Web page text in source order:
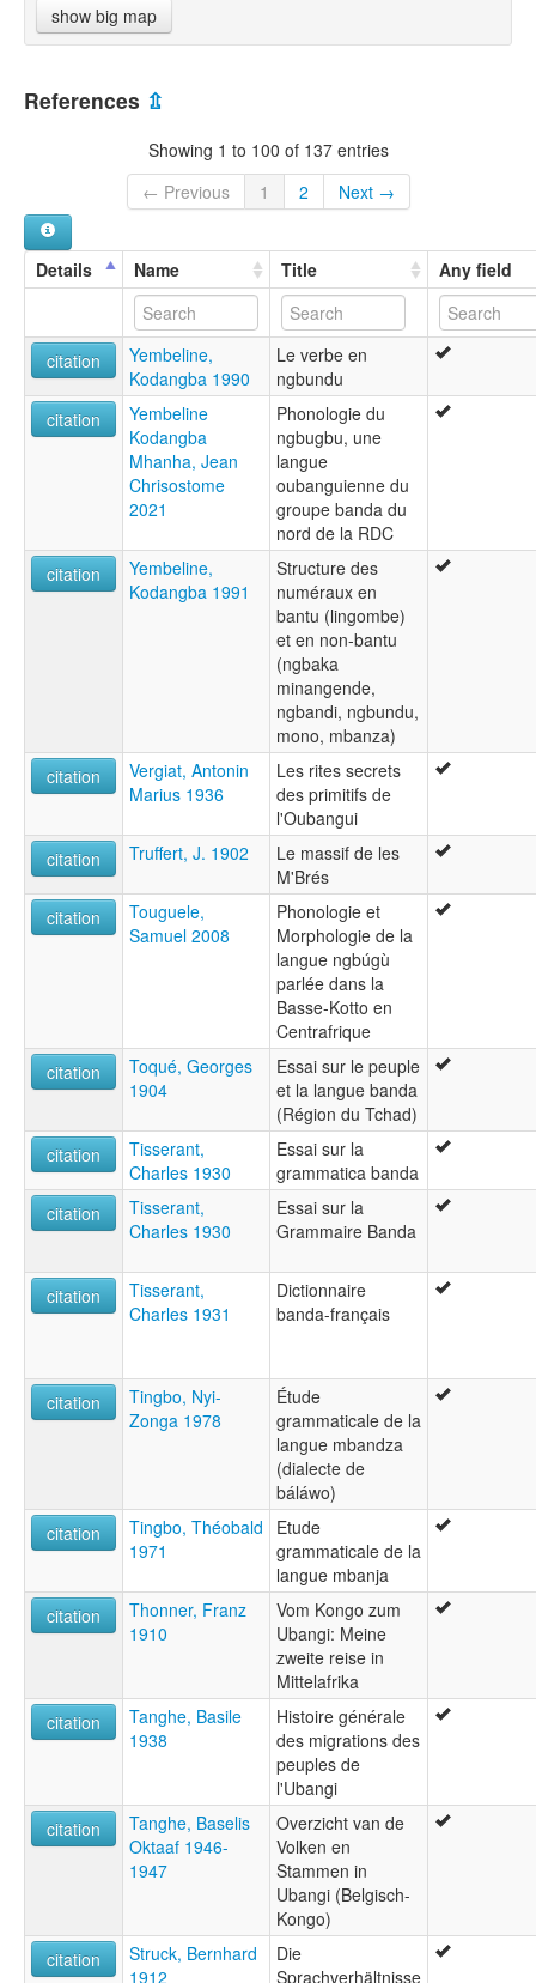
show big map
References ⇫
Showing 1 to 100 of 137 entries
← Previous
1 2 Next →
Details Name Title Any field
citation
Yembeline,
Kodangba 1990
Le verbe en
ngbundu
citation
Yembeline
Kodangba
Mhanha, Jean
Chrisostome
2021
Phonologie du
ngbugbu, une
langue
oubanguienne du
groupe banda du
nord de la RDC
citation
Yembeline,
Kodangba 1991
Structure des
numéraux en
bantu (lingombe)
et en non-bantu
(ngbaka
minangende,
ngbandi, ngbundu,
mono, mbanza)
citation
Vergiat, Antonin
Marius 1936
Les rites secrets
des primitifs de
l'Oubangui
citation
Truffert, J. 1902
Le massif de les
M'Brés
citation
Touguele,
Samuel 2008
Phonologie et
Morphologie de la
langue ngbúgù
parlée dans la
Basse-Kotto en
Centrafrique
citation
Toqué, Georges
1904
Essai sur le peuple
et la langue banda
(Région du Tchad)
citation
Tisserant,
Charles 1930
Essai sur la
grammatica banda
citation
Tisserant,
Charles 1930
Essai sur la
Grammaire Banda
citation
Tisserant,
Charles 1931
Dictionnaire
banda-français
citation
Tingbo, Nyi-
Zonga 1978
Étude
grammaticale de la
langue mbandza
(dialecte de
báláwo)
citation
Tingbo, Théobald
1971
Etude
grammaticale de la
langue mbanja
citation
Thonner, Franz
1910
Vom Kongo zum
Ubangi: Meine
zweite reise in
Mittelafrika
citation
Tanghe, Basile
1938
Histoire générale
des migrations des
peuples de
l'Ubangi
citation
Tanghe, Baselis
Oktaaf 1946-
1947
Overzicht van de
Volken en
Stammen in
Ubangi (Belgisch-
Kongo)
citation
Struck, Bernhard
1912
Die
Sprachverhältnisse